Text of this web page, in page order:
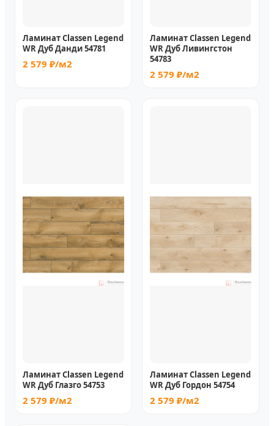
Ламинат Classen Legend
WR Дуб Данди 54781
2 579 ₽/м2
Ламинат Classen Legend
WR Дуб Ливингстон
54783
2 579 ₽/м2
Ламинат Classen Legend
WR Дуб Глазго 54753
2 579 ₽/м2
Ламинат Classen Legend
WR Дуб Гордон 54754
2 579 ₽/м2